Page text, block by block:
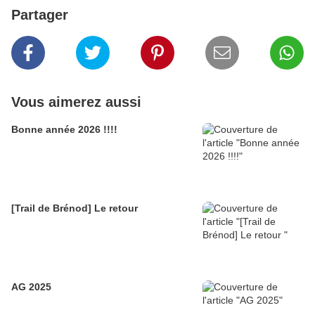
Partager
Vous aimerez aussi
Bonne année 2026 !!!!
[Trail de Brénod] Le retour
AG 2025